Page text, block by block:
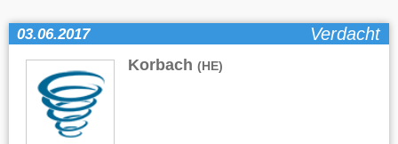
03.06.2017 Verdacht
Korbach (HE)